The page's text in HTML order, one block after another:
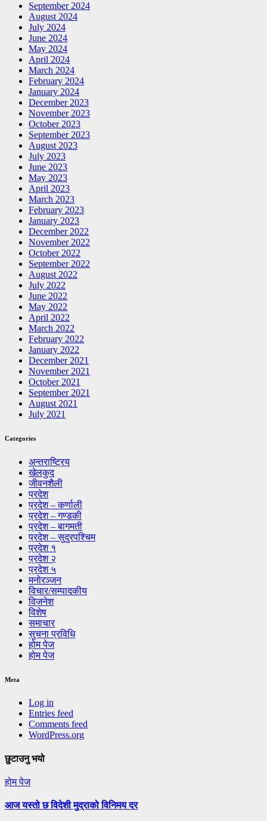
September 2024
August 2024
July 2024
June 2024
May 2024
April 2024
March 2024
February 2024
January 2024
December 2023
November 2023
October 2023
September 2023
August 2023
July 2023
June 2023
May 2023
April 2023
March 2023
February 2023
January 2023
December 2022
November 2022
October 2022
September 2022
August 2022
July 2022
June 2022
May 2022
April 2022
March 2022
February 2022
January 2022
December 2021
November 2021
October 2021
September 2021
August 2021
July 2021
Categories
अन्तराष्ट्रिय
खेलकुद
जीवनशैली
प्रदेश
प्रदेश – कर्णाली
प्रदेश – गण्डकी
प्रदेश – बागमती
प्रदेश – सुदुरपश्चिम
प्रदेश १
प्रदेश २
प्रदेश ५
मनोरञ्जन
विचार/सम्पादकीय
विजनेश
विशेष
समाचार
सुचना प्रविधि
होम पेज
होम पेज
Meta
Log in
Entries feed
Comments feed
WordPress.org
छुटाउनु भयो
होम पेज
आज यस्तो छ विदेशी मुद्राको विनिमय दर